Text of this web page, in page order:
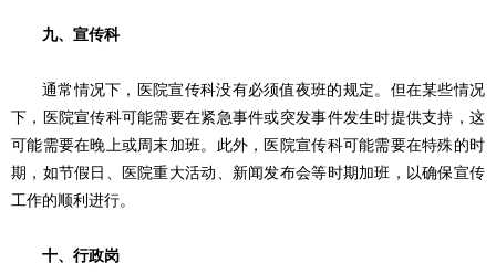
九、宣传科
通常情况下，医院宣传科没有必须值夜班的规定。但在某些情况
下，医院宣传科可能需要在紧急事件或突发事件发生时提供支持，这
可能需要在晚上或周末加班。此外，医院宣传科可能需要在特殊的时
期，如节假日、医院重大活动、新闻发布会等时期加班，以确保宣传
工作的顺利进行。
十、行政岗